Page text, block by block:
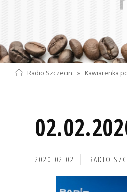
Radio Szczecin » Kawiarenka
2020-02-02 RADIO